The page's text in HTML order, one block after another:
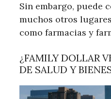
Sin embargo, puede
muchos otros
como farmacias y
¿FAMILY DOLLAR
DE SALUD Y